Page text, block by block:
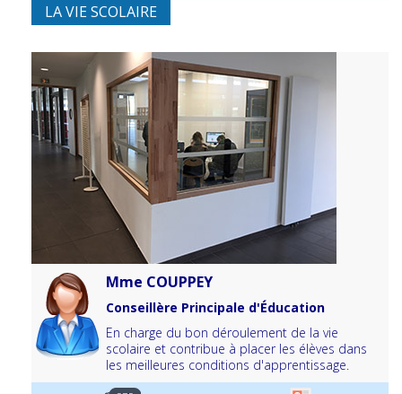
LA VIE SCOLAIRE
Mme COUPPEY
Conseillère Principale d'Éducation
En charge du bon déroulement de la vie
scolaire et contribue à placer les élèves dans
les meilleures conditions d'apprentissage.